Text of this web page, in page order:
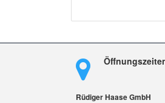
Rüdiger Haase GmbH